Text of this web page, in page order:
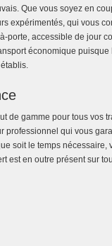
Que vous soyez en
expérimentés, qui vous
porte, accessible de jour
économique
de gamme pour tous vos
professionnel qui vous
soit le temps nécessaire,
est en outre présent sur